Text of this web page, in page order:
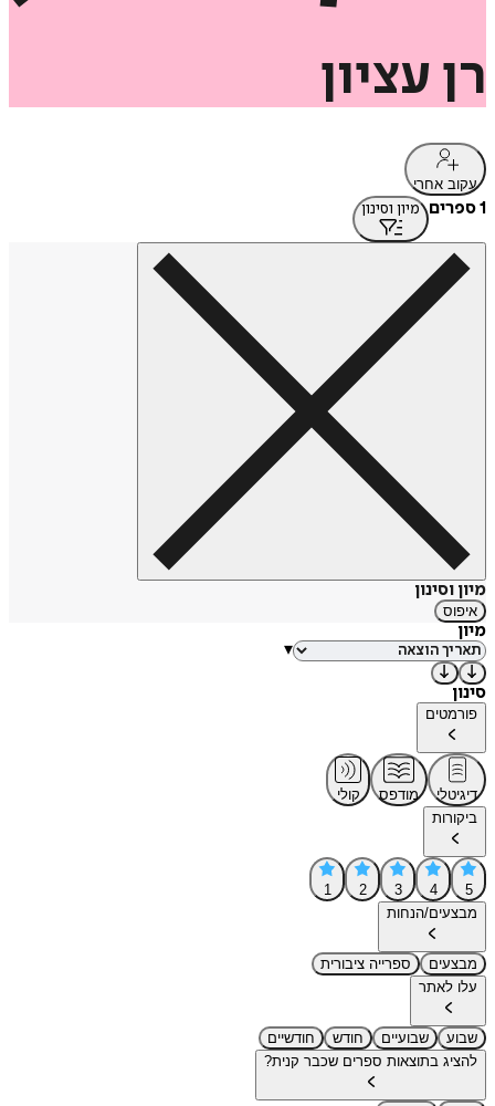
רן עציון
עקוב אחרי
1 ספרים מיון וסינון
מיון וסינון
איפוס
מיון
▾
סינון
פורמטים
דיגיטלי מודפס
קולי
ביקורות
5
4
3
2
1
מבצעים/הנחות
מבצעים
ספרייה ציבורית
עלו לאתר
שבוע שבועיים חודש
חודשיים
להציג בתוצאות ספרים שכבר קנית?